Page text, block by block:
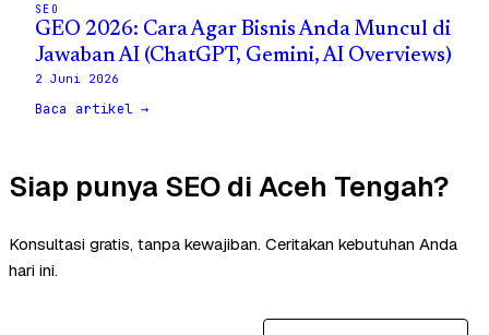
SEO
GEO 2026: Cara Agar Bisnis Anda Muncul di
Jawaban AI (ChatGPT, Gemini, AI Overviews)
2 Juni 2026
Baca artikel →
Siap punya SEO di Aceh Tengah?
Konsultasi gratis, tanpa kewajiban. Ceritakan kebutuhan Anda
hari ini.